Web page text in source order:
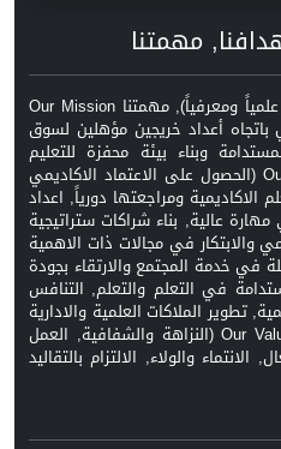
مهمتنا
رؤيتنا Our Vision (جامعة متميزة علمياً ومعرفياً), مهمتنا Our Mission
باتجاه أعداد خريجين مؤهلين لسوق
وبناء بيئة محفزة للتعليم
والابداع الفكري), الاهداف Our Aim (الحصول على الاعتماد الاكاديمي
الاكاديمية ومراجعتها دورياً, اعداد
عالية, بناء شراكات ستراتيجية
والابتكار في مجالات ذات الاهمية
في خدمة المجتمع والارتقاء بجودة
في التعلم والتعلم, التنافس
تطوير الملاكات العلمية والادارية
وفق المعايير الدولية), قيمنا Our Values (النزاهة والشفافية, العمل
والولاء, الالتزام بالتقاليد